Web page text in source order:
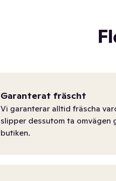
Garanterat fräscht
Vi garanterar alltid fräscha
slipper dessutom ta omvägen
butiken.